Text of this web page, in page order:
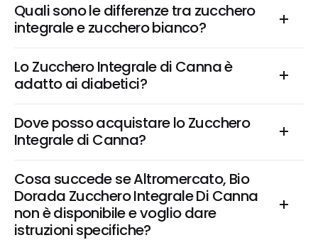
Quali sono le differenze tra zucchero
integrale e zucchero bianco?
Lo Zucchero Integrale di Canna è
adatto ai diabetici?
Dove posso acquistare lo Zucchero
Integrale di Canna?
Cosa succede se Altromercato, Bio
Dorada Zucchero Integrale Di Canna
non è disponibile e voglio dare
istruzioni specifiche?